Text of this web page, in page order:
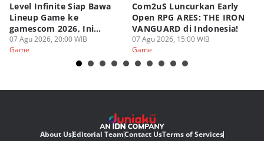
Level Infinite Siap Bawa
Lineup Game ke
gamescom 2026, Ini
Judulnya!
07 Agu 2026, 20:00 WIB
Game
Com2uS Luncurkan Early
Open RPG ARES: THE IRON
VANGUARD di Indonesia!
07 Agu 2026, 15:00 WIB
Game
About UsEditorial TeamContact UsTerms of Services